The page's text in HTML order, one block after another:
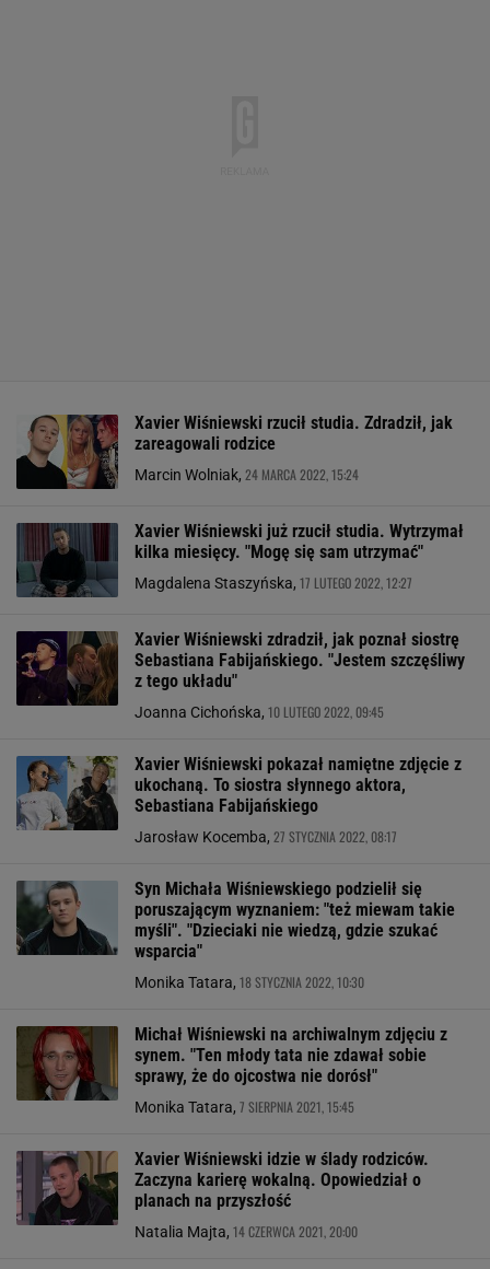
Xavier Wiśniewski rzucił studia. Zdradził, jak
zareagowali rodzice
Marcin Wolniak, 24 MARCA 2022, 15:24
Xavier Wiśniewski już rzucił studia. Wytrzymał
kilka miesięcy. "Mogę się sam utrzymać"
Magdalena Staszyńska, 17 LUTEGO 2022, 12:27
Xavier Wiśniewski zdradził, jak poznał siostrę
Sebastiana Fabijańskiego. "Jestem szczęśliwy
z tego układu"
Joanna Cichońska, 10 LUTEGO 2022, 09:45
Xavier Wiśniewski pokazał namiętne zdjęcie z
ukochaną. To siostra słynnego aktora,
Sebastiana Fabijańskiego
Jarosław Kocemba, 27 STYCZNIA 2022, 08:17
Syn Michała Wiśniewskiego podzielił się
poruszającym wyznaniem: "też miewam takie
myśli". "Dzieciaki nie wiedzą, gdzie szukać
wsparcia"
Monika Tatara, 18 STYCZNIA 2022, 10:30
Michał Wiśniewski na archiwalnym zdjęciu z
synem. "Ten młody tata nie zdawał sobie
sprawy, że do ojcostwa nie dorósł"
Monika Tatara, 7 SIERPNIA 2021, 15:45
Xavier Wiśniewski idzie w ślady rodziców.
Zaczyna karierę wokalną. Opowiedział o
planach na przyszłość
Natalia Majta, 14 CZERWCA 2021, 20:00